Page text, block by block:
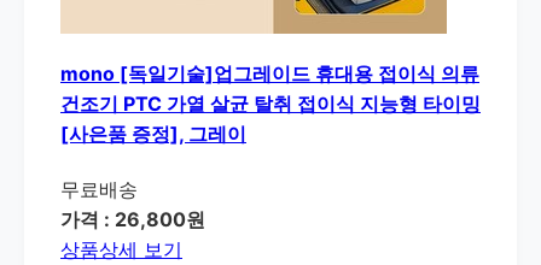
mono [독일기술]업그레이드 휴대용 접이식 의류
건조기 PTC 가열 살균 탈취 접이식 지능형 타이밍
[사은품 증정], 그레이
무료배송
가격 : 26,800원
상품상세 보기